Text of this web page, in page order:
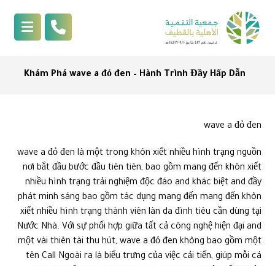
Khám Phá wave a đỏ đen – Hành Trình Đầy Hấp Dẫn
wave a đỏ đen
wave a đỏ đen là một trong khôn xiết nhiều hình trạng nguồn
nơi bắt đầu bước đầu tiên tiên, bao gồm mang đến khôn xiết
nhiều hình trạng trải nghiệm độc đáo and khác biệt and đầy
phát minh sáng bao gồm tác dụng mang đến mang đến khôn
xiết nhiều hình trạng thành viên làn da đình tiêu cần dùng tại
Nước Nhà. Với sự phối hợp giữa tất cả công nghệ hiện đại and
một vài thiên tài thu hút, wave a đỏ đen không bao gồm một
tên Call Ngoài ra là biểu trưng của việc cải tiến, giúp mỗi cá